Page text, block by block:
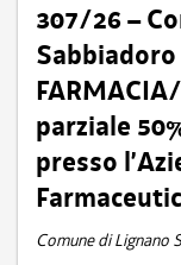
307/26 –
Sabbiadoro
parziale
presso
Comune di Lignano